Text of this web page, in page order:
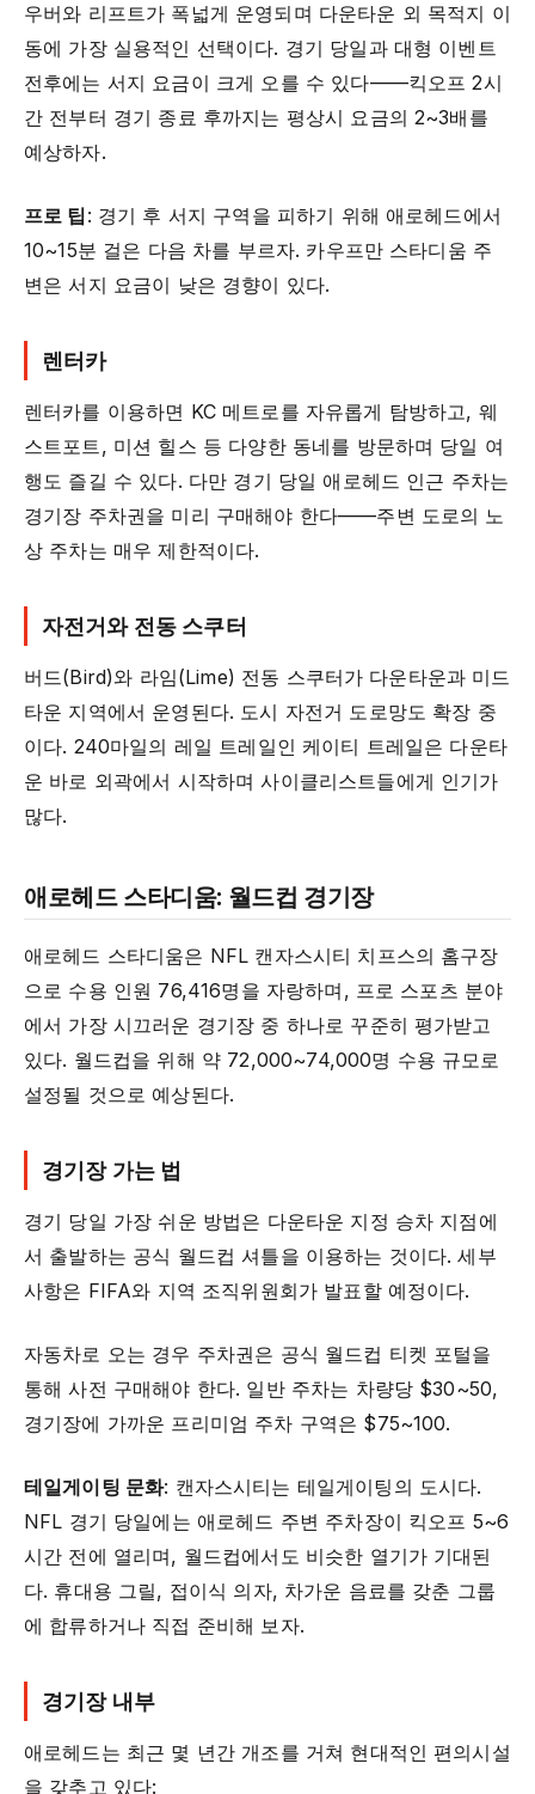
우버와 리프트가 폭넓게 운영되며 다운타운 외 목적지 이
동에 가장 실용적인 선택이다. 경기 당일과 대형 이벤트
전후에는 서지 요금이 크게 오를 수 있다——킥오프 2시
간 전부터 경기 종료 후까지는 평상시 요금의 2~3배를
예상하자.
프로 팁 : 경기 후 서지 구역을 피하기 위해 애로헤드에서
10~15분 걸은 다음 차를 부르자. 카우프만 스타디움 주
변은 서지 요금이 낮은 경향이 있다.
렌터카
렌터카를 이용하면 KC 메트로를 자유롭게 탐방하고, 웨
스트포트, 미션 힐스 등 다양한 동네를 방문하며 당일 여
행도 즐길 수 있다. 다만 경기 당일 애로헤드 인근 주차는
경기장 주차권을 미리 구매해야 한다——주변 도로의 노
상 주차는 매우 제한적이다.
자전거와 전동 스쿠터
버드(Bird)와 라임(Lime) 전동 스쿠터가 다운타운과 미드
타운 지역에서 운영된다. 도시 자전거 도로망도 확장 중
이다. 240마일의 레일 트레일인 케이티 트레일은 다운타
운 바로 외곽에서 시작하며 사이클리스트들에게 인기가
많다.
애로헤드 스타디움: 월드컵 경기장
애로헤드 스타디움은 NFL 캔자스시티 치프스의 홈구장
으로 수용 인원 76,416명을 자랑하며, 프로 스포츠 분야
에서 가장 시끄러운 경기장 중 하나로 꾸준히 평가받고
있다. 월드컵을 위해 약 72,000~74,000명 수용 규모로
설정될 것으로 예상된다.
경기장 가는 법
경기 당일 가장 쉬운 방법은 다운타운 지정 승차 지점에
서 출발하는 공식 월드컵 셔틀을 이용하는 것이다. 세부
사항은 FIFA와 지역 조직위원회가 발표할 예정이다.
자동차로 오는 경우 주차권은 공식 월드컵 티켓 포털을
통해 사전 구매해야 한다. 일반 주차는 차량당 $30~50,
경기장에 가까운 프리미엄 주차 구역은 $75~100.
테일게이팅 문화: 캔자스시티는 테일게이팅의 도시다.
NFL 경기 당일에는 애로헤드 주변 주차장이 킥오프 5~6
시간 전에 열리며, 월드컵에서도 비슷한 열기가 기대된
다. 휴대용 그릴, 접이식 의자, 차가운 음료를 갖춘 그룹
에 합류하거나 직접 준비해 보자.
경기장 내부
애로헤드는 최근 몇 년간 개조를 거쳐 현대적인 편의시설
을 갖추고 있다: